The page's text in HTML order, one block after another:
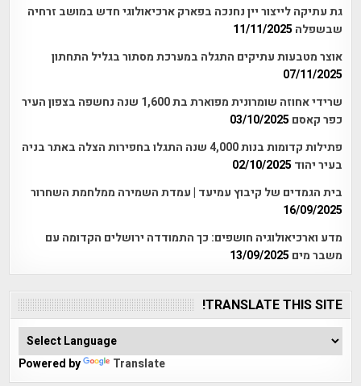
גת עתיקה לייצור יין נחנכה בפארק ארכיאולוגי חדש במושב זרחיה
שבשפלה 11/11/2025
אוצר מטבעות עתיקים התגלה במערכת מסתור בגליל התחתון
07/11/2025
שרידי אחוזה שומרונית מפוארת בת 1,600 שנה נחשפה בצפון העיר
כפר קאסם 03/10/2025
פתילות קדומות בנות 4,000 שנה התגלו בחפירות הצלה באתר בניה
בעיר יהוד 02/10/2025
בית הגמדים של קיבוץ עמיעד | עמדת השמירה ממלחמת השחרור
16/09/2025
מדע וארכיאולוגיה חושפים: כך התמודדה ירושלים הקדומה עם
משבר מים 13/09/2025
TRANSLATE THIS SITE!
Powered by Translate